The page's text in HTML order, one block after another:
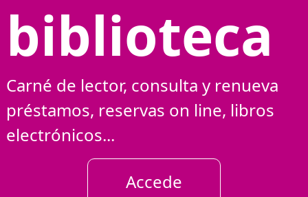
biblioteca
Carné de lector, consulta y renueva
préstamos, reservas on line, libros
electrónicos...
Accede